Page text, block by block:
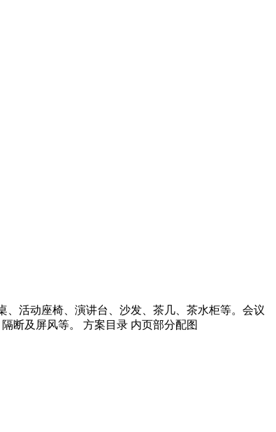
、活动座椅、演讲台、沙发、茶几、茶水柜等。会议
断及屏风等。 方案目录 内页部分配图